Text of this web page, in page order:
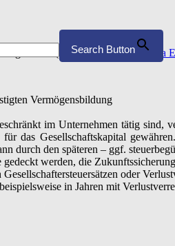
Search Button
(Begrenzung durch
§ 15a
Vermögensbildung
im Unternehmen tätig sind,
das Gesellschaftskapital
den späteren – ggf.
werden, die
oder
in Jahren mit